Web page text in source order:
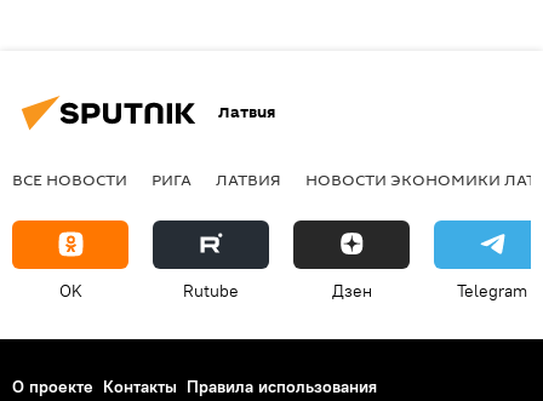
Латвия
ВСЕ НОВОСТИ РИГА ЛАТВИЯ НОВОСТИ ЭКОНОМИКИ
OK Rutube Дзен Telegram
О проекте Контакты Правила использования